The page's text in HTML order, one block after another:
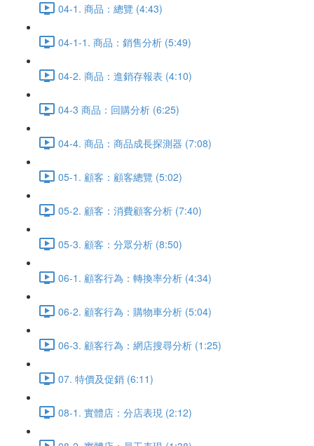
04-1. 商品：總覽 (4:43)
04-1-1. 商品：銷售分析 (5:49)
04-2. 商品：進銷存報表 (4:10)
04-3 商品：回購分析 (6:25)
04-4. 商品：商品成長探測器 (7:08)
05-1. 顧客：顧客總覽 (5:02)
05-2. 顧客：消費顧客分析 (7:40)
05-3. 顧客：分眾分析 (8:50)
06-1. 顧客行為：轉換率分析 (4:34)
06-2. 顧客行為：購物車分析 (5:04)
06-3. 顧客行為：網店搜尋分析 (1:25)
07. 特價及促銷 (6:11)
08-1. 實體店：分店表現 (2:12)